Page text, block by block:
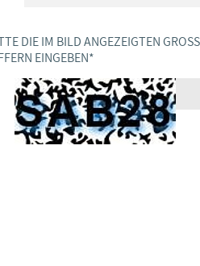
DIE IM BILD ANGEZEIGTEN
EINGEBEN *